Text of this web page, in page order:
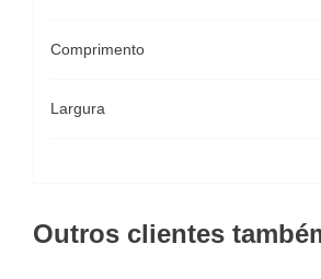
Comprimento
Largura
Outros clientes